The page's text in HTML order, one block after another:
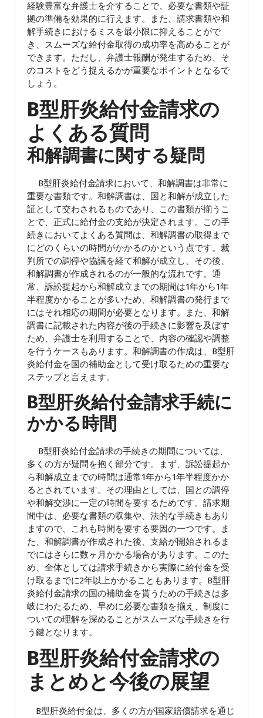
経験豊富な弁護士を介することで、必要な書類や証
拠の準備を効果的に行えます。また、請求書類や和
解手続きにおけるミスを最小限に抑えることがで
き、スムーズな給付金取得の成功率を高めることが
できます。ただし、弁護士報酬が発生するため、そ
のコストをどう捉えるかが重要なポイントとなるで
しょう。
B型肝炎給付金請求の
よくある質問
和解調書に関する疑問
B型肝炎給付金請求において、和解調書は非常に
重要な書類です。和解調書は、国と和解が成立した
証として交わされるものであり、この書類が揃うこ
とで、正式に給付金の支給が決定されます。この手
続きにおいてよくある質問は、和解調書の取得まで
にどのくらいの時間がかかるのかという点です。裁
判所での調停や協議を経て和解が成立し、その後、
和解調書が作成されるのが一般的な流れです。通
常、訴訟提起から和解成立までの期間は1年から1年
半程度かかることが多いため、和解調書の発行まで
にはそれ相応の期間が必要となります。また、和解
調書に記載された内容が後の手続きに影響を及ぼす
ため、弁護士を利用することで、内容の確認や調整
を行うケースもあります。和解調書の作成は、B型肝
炎給付金を国の補助金として受け取るための重要な
ステップと言えます。
B型肝炎給付金請求手続に
かかる時間
B型肝炎給付金請求の手続きの期間については、
多くの方が疑問を抱く部分です。まず、訴訟提起か
ら和解成立までの時間は通常1年から1年半程度かか
るとされています。その理由としては、国との調停
や和解交渉に一定の時間を要するためです。請求期
間中は、必要な書類の収集や、法的な手続きもあり
ますので、これも時間を要する要因の一つです。ま
た、和解調書が作成された後、支給が開始されるま
でにはさらに数ヶ月かかる場合があります。このた
め、全体としては請求手続きから実際に給付金を受
け取るまでに2年以上かかることもあります。B型肝
炎給付金請求の国の補助金を貰うための手続きは多
岐にわたるため、早めに必要な書類を揃え、制度に
ついての理解を深めることがスムーズな手続きを行
う鍵となります。
B型肝炎給付金請求の
まとめと今後の展望
B型肝炎給付金は、多くの方が国家賠償請求を通じ